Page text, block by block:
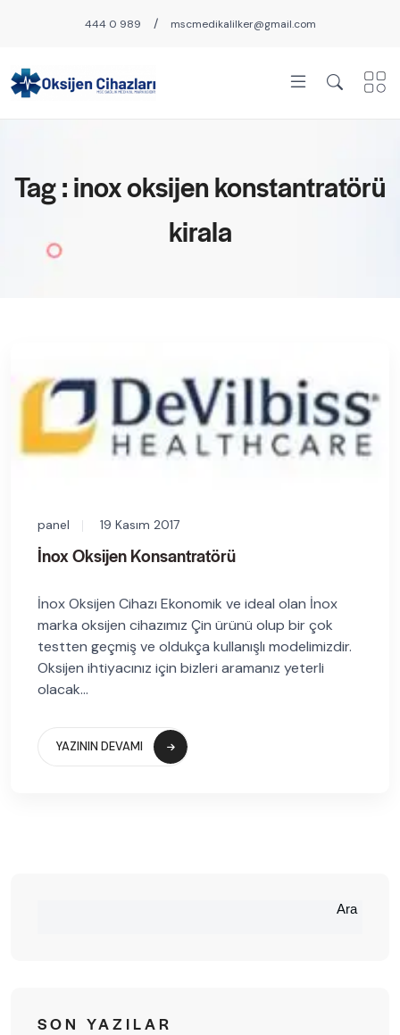
444 0 989 / mscmedikalilker@gmail.com
Tag : inox oksijen konstantratörü
kirala
panel 19 Kasım 2017
İnox Oksijen Konsantratörü
İnox Oksijen Cihazı Ekonomik ve ideal olan İnox
marka oksijen cihazımız Çin ürünü olup bir çok
testten geçmiş ve oldukça kullanışlı modelimizdir.
Oksijen ihtiyacınız için bizleri aramanız yeterli
olacak...
YAZININ DEVAMI
Ara
SON YAZILAR